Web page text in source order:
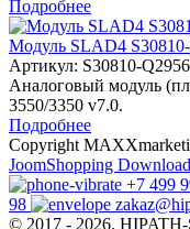
Подробнее
Модуль SLAD4
Артикул: S30810-
Аналоговый модуль
3550/3350 v7.0.
Подробнее
Copyright
JoomShopping
+7 499
98
© 2017 - 2026.